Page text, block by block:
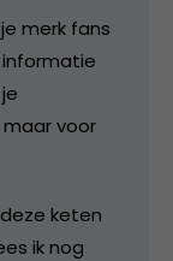
merk fans
voor
keten
ik nog